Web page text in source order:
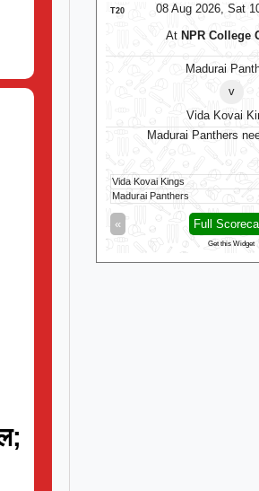
08 Aug 2026, Sat
T20
At NPR College
Madurai
v
Vida Kovai
Madurai Panthers
Vida Kovai Kings
Madurai Panthers
« Full
Get this Widget